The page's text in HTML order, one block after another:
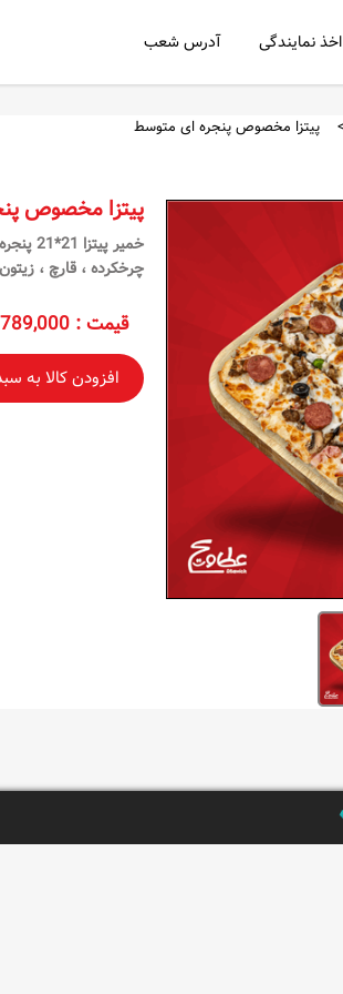
اخذ نمایندگی آدرس شعب
پیتزا مخصوص پنجره ای متوسط
پیتزا مخصوص
خمیر
چرخکرده ، قارچ ،
قیمت: 789,000 تومان
افزودن کالا به